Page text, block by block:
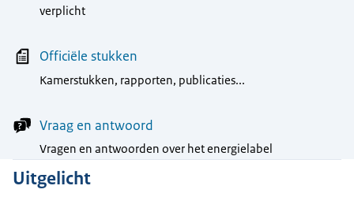
verplicht
Officiële stukken
Kamerstukken, rapporten, publicaties...
Vraag en antwoord
Vragen en antwoorden over het energielabel
Uitgelicht